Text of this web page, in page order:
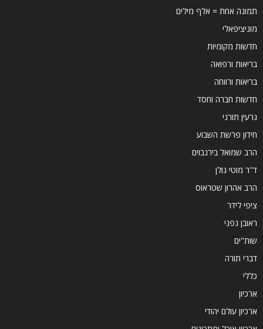
תמונה אחת = אלף מילים
מוניציפאלי
חדשות מקומיות
בריאות ורפואה
בריאות ורווחה
חדשות חברה וחסד
גרעין תורני
חידון פרשת השבוע
הרב שמואל בירנבוים
ד''ר מוטי גולן
הרב אהרון שטראוס
ציפי לידר
ראובן גפני
שות"ים
דברי תורה
כללי
ארכיון
ארכיון עולם יהודי